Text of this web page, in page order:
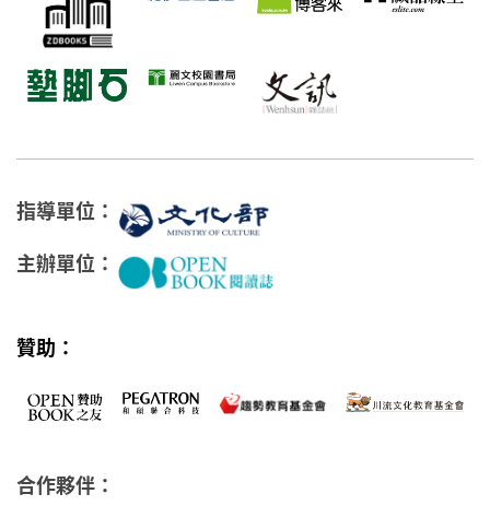
指導單位：
主辦單位：
贊助：
合作夥伴：